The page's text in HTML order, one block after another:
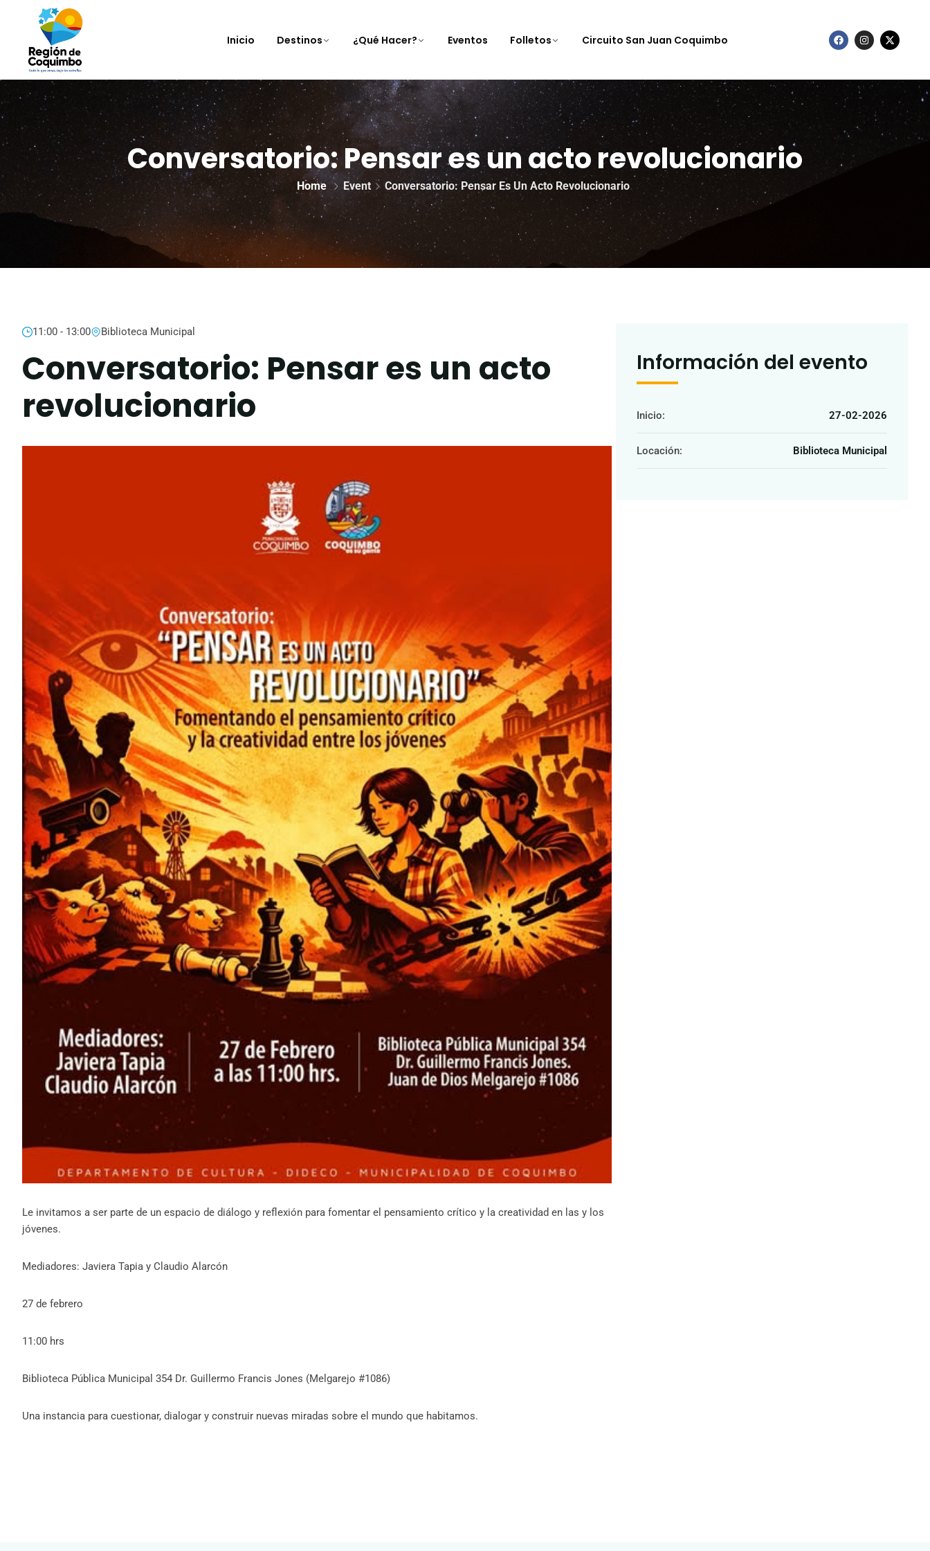
Inicio Destinos ¿Qué Hacer? Eventos Folletos Circuito San Juan Coquimbo
Conversatorio: Pensar es un acto revolucionario
Home Event Conversatorio: Pensar Es Un Acto Revolucionario
11:00 - 13:00 Biblioteca Municipal
Conversatorio: Pensar es un acto
revolucionario
Le invitamos a ser parte de un espacio de diálogo y reflexión para fomentar el pensamiento crítico y la creatividad en las y los
jóvenes.
Mediadores: Javiera Tapia y Claudio Alarcón
27 de febrero
11:00 hrs
Biblioteca Pública Municipal 354 Dr. Guillermo Francis Jones (Melgarejo #1086)
Una instancia para cuestionar, dialogar y construir nuevas miradas sobre el mundo que habitamos.
Información del evento
Inicio: 27-02-2026
Locación: Biblioteca Municipal